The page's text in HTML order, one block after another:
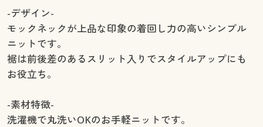
-デザイン-
モックネックが上品な印象の着回し力の高いシンプル
ニットです。
裾は前後差のあるスリット入りでスタイルアップにも
お役立ち。
-素材特徴-
洗濯機で丸洗いOKのお手軽ニットです。